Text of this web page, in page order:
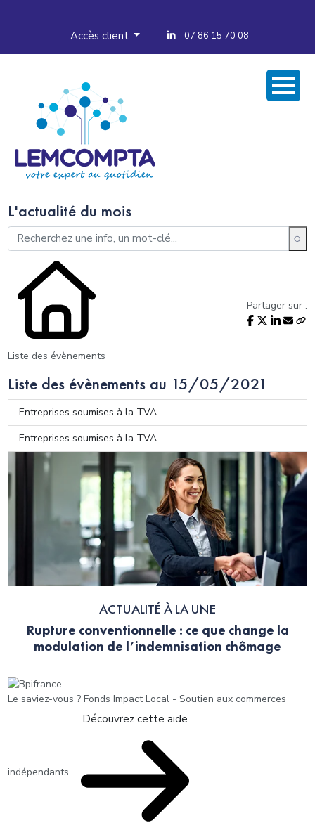
Accès client 07 86 15 70 08
L'actualité du mois
Liste des évènements
Partager sur :
Liste des évènements au 15/05/2021
Entreprises soumises à la TVA
Entreprises soumises à la TVA
ACTUALITÉ À LA UNE
Rupture conventionnelle : ce que change la
modulation de l’indemnisation chômage
Le saviez-vous ?Fonds Impact Local - Soutien aux commerces
indépendants
Découvrez cette aide